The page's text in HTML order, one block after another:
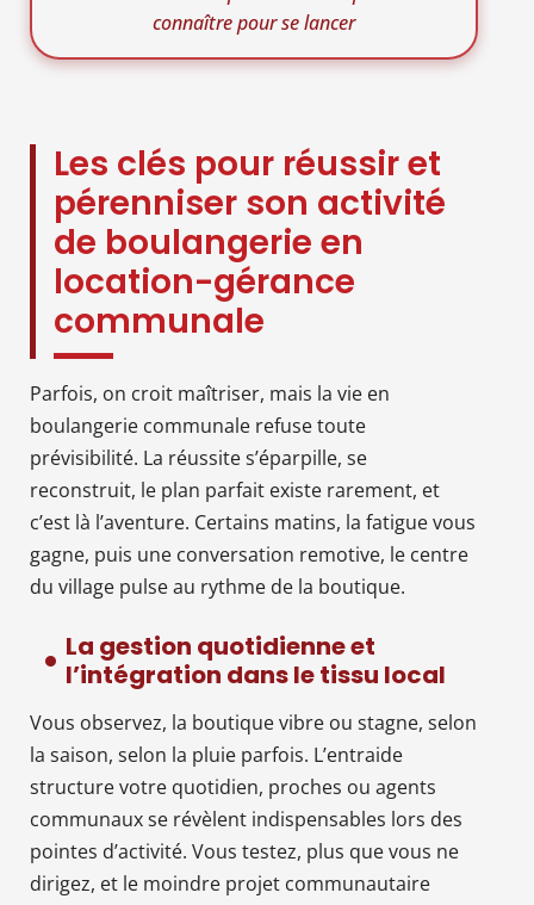
connaître pour se lancer
Les clés pour réussir et
pérenniser son activité
de boulangerie en
location-gérance
communale
Parfois, on croit maîtriser, mais la vie en
boulangerie communale refuse toute
prévisibilité. La réussite s’éparpille, se
reconstruit, le plan parfait existe rarement, et
c’est là l’aventure. Certains matins, la fatigue vous
gagne, puis une conversation remotive, le centre
du village pulse au rythme de la boutique.
La gestion quotidienne et
l’intégration dans le tissu local
Vous observez, la boutique vibre ou stagne, selon
la saison, selon la pluie parfois. L’entraide
structure votre quotidien, proches ou agents
communaux se révèlent indispensables lors des
pointes d’activité. Vous testez, plus que vous ne
dirigez, et le moindre projet communautaire